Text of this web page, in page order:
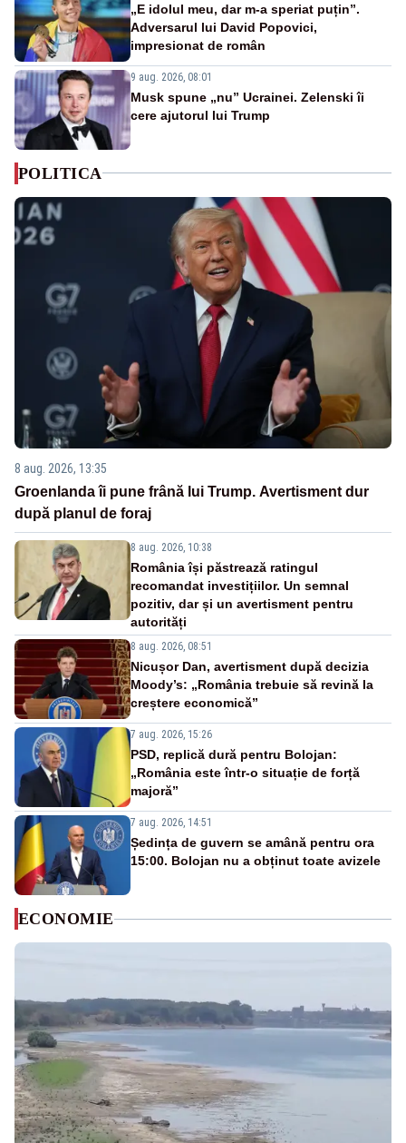
„E idolul meu, dar m-a speriat puțin”.
Adversarul lui David Popovici,
impresionat de român
9 aug. 2026, 08:01
Musk spune „nu” Ucrainei. Zelenski îi
cere ajutorul lui Trump
POLITICA
8 aug. 2026, 13:35
Groenlanda îi pune frână lui Trump. Avertisment dur
după planul de foraj
8 aug. 2026, 10:38
România își păstrează ratingul
recomandat investițiilor. Un semnal
pozitiv, dar și un avertisment pentru
autorități
8 aug. 2026, 08:51
Nicușor Dan, avertisment după decizia
Moody’s: „România trebuie să revină la
creștere economică”
7 aug. 2026, 15:26
PSD, replică dură pentru Bolojan:
„România este într-o situație de forță
majoră”
7 aug. 2026, 14:51
Ședința de guvern se amână pentru ora
15:00. Bolojan nu a obținut toate avizele
ECONOMIE